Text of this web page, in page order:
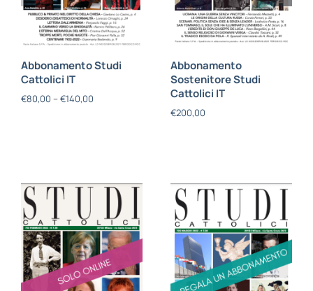
Abbonamento Studi
Cattolici IT
€80,00 – €140,00
Abbonamento
Sostenitore Studi
Cattolici IT
€200,00